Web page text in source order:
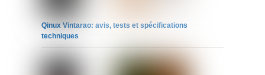
Qinux Vintarao: avis, tests et spécifications
techniques